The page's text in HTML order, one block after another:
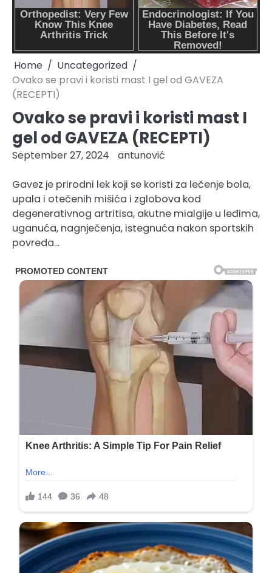
Home
Uncategorized
Ovako se pravi i koristi mast I gel od GAVEZA
(RECEPTI)
Ovako se pravi i koristi mast I
gel od GAVEZA (RECEPTI)
September 27, 2024 antunović
Gavez je prirodni lek koji se koristi za lečenje bola,
upala i otečenih mišića i zglobova kod
degenerativnog artritisa, akutne mialgije u leđima,
uganuća, nagnječenja, istegnuća nakon sportskih
povreda…